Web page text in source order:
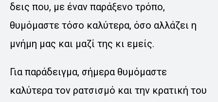
δεις που, με έναν παράξενο τρόπο,
θυμόμαστε τόσο καλύτερα, όσο αλλάζει η
μνήμη μας και μαζί της κι εμείς.
Για παράδειγμα, σήμερα θυμόμαστε
καλύτερα τον ρατσισμό και την κρατική του